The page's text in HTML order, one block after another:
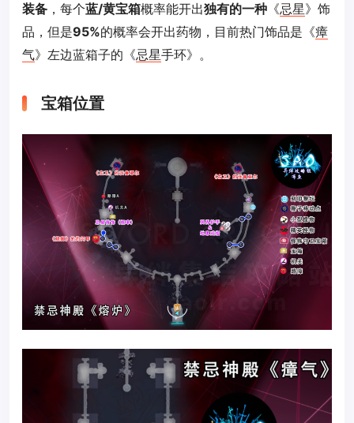
装备 ，每个蓝/黄宝箱概率能开出独有的一种 《忌星》饰
品，但是95%的概率会开出药物，目前热门饰品是《瘴
气》左边蓝箱子的《忌星手环》。
宝箱位置